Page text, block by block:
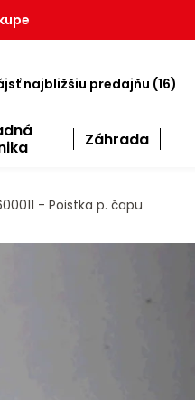
najbližšiu predajňu (16)
Záhrada
- Poistka p. čapu